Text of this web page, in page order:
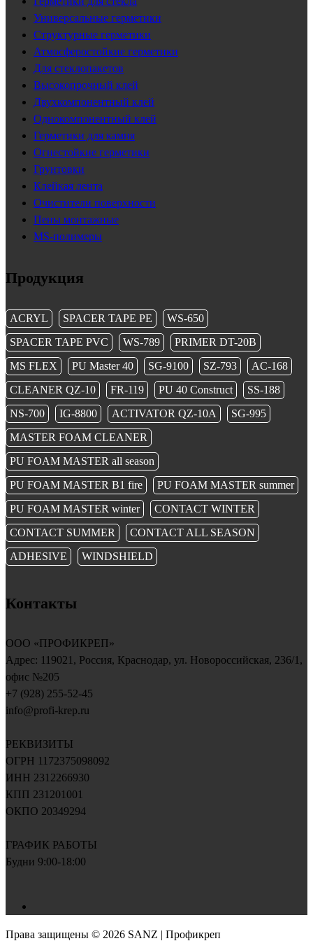
Универсальные герметики
Структурные герметики
Атмосферостойкие герметики
Для стеклопакетов
Высокопрочный клей
Двухкомпонентный клей
Однокомпонентный клей
Герметики для камня
Огнестойкие герметики
Грунтовки
Клейкая лента
Очистители поверхности
Пены монтажные
MS-полимеры
Продукция
ACRYL SPACER TAPE PE
WS-650
SPACER TAPE PVC
WS-789
PRIMER DT-20B
MS FLEX
PU Master 40 SG-9100 SZ-793
AC-168
CLEANER QZ-10
FR-119 PU 40 Construct
SS-188
NS-700
IG-8800 ACTIVATOR QZ-10A
SG-995
MASTER FOAM CLEANER
PU FOAM MASTER all season
PU FOAM MASTER B1 fire
PU FOAM MASTER summer
PU FOAM MASTER winter
CONTACT WINTER
CONTACT SUMMER
CONTACT ALL SEASON
ADHESIVE
WINDSHIELD
Контакты
OOO «ПРОФИКРЕП»
Адрес: 119021, Россия, Краснодар, ул. Новороссийская, 236/1,
офис №205
+7 (928) 255-52-45
info@profi-krep.ru
РЕКВИЗИТЫ
ОГРН 1172375098092
ИНН 2312266930
КПП 231201001
ОКПО 20349294
ГРАФИК РАБОТЫ
Будни 9:00-18:00
Права защищены © 2026 SANZ | Профикреп